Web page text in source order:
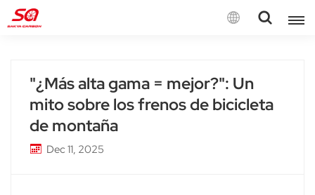
Español
English
"¿Más alta gama = mejor?": Un
mito sobre los frenos de bicicleta
de montaña
Dec 11, 2025